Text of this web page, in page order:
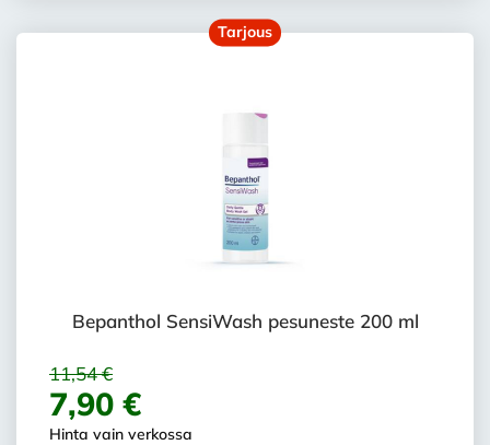
Tarjous
Bepanthol SensiWash pesuneste 200 ml
11,54 €
7,90 €
Hinta vain verkossa